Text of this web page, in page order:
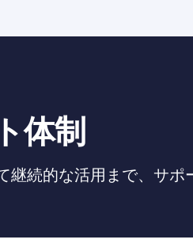
体制
続的な活用まで、サポ